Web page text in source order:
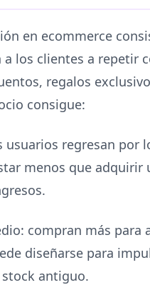
en ecommerce
los clientes a repetir
regalos
consigue:
usuarios regresan por
menos que adquirir
compran más para
diseñarse para
antiguo.